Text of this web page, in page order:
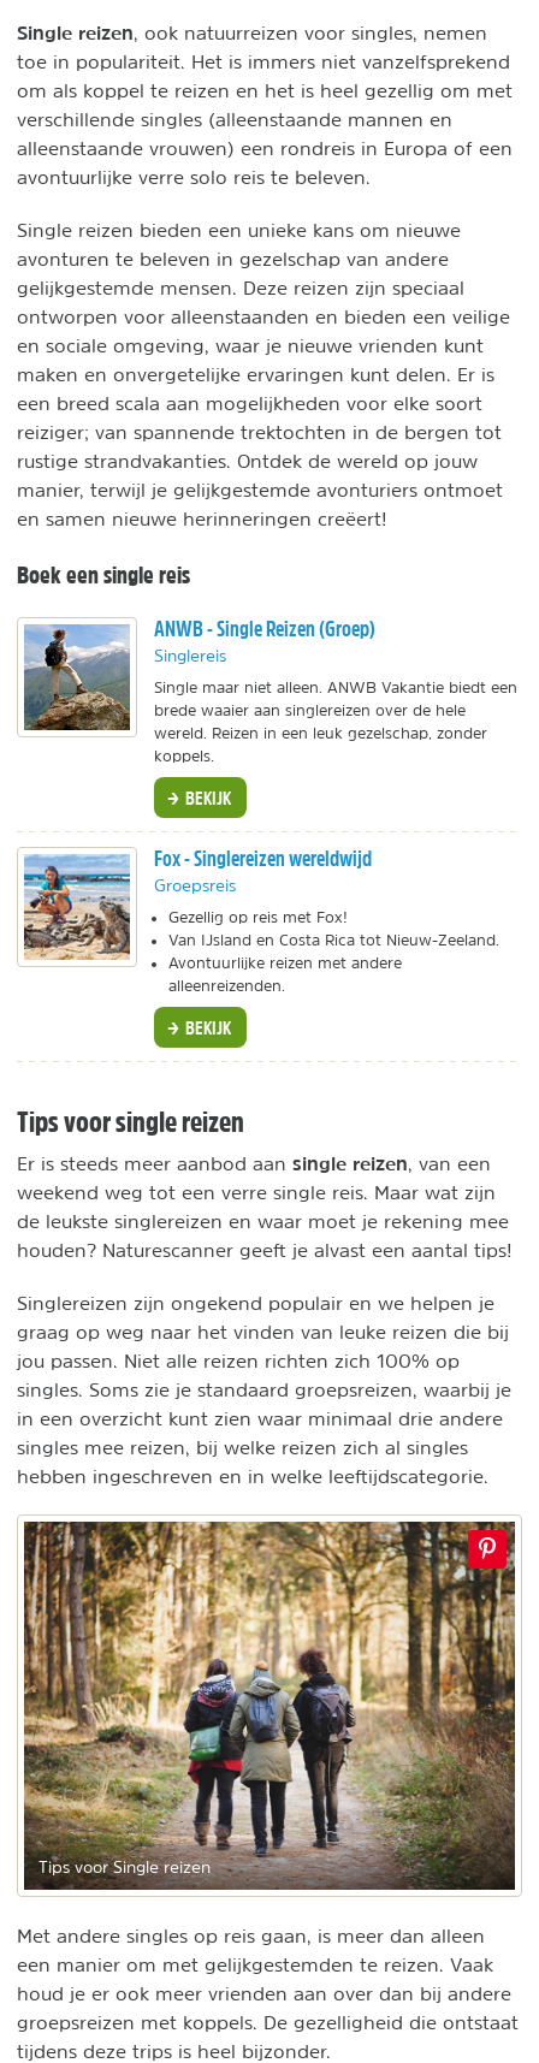
Single reizen , ook natuurreizen voor singles, nemen
toe in populariteit. Het is immers niet vanzelfsprekend
om als koppel te reizen en het is heel gezellig om met
verschillende singles (alleenstaande mannen en
alleenstaande vrouwen) een rondreis in Europa of een
avontuurlijke verre solo reis te beleven.
Single reizen bieden een unieke kans om nieuwe
avonturen te beleven in gezelschap van andere
gelijkgestemde mensen. Deze reizen zijn speciaal
ontworpen voor alleenstaanden en bieden een veilige
en sociale omgeving, waar je nieuwe vrienden kunt
maken en onvergetelijke ervaringen kunt delen. Er is
een breed scala aan mogelijkheden voor elke soort
reiziger; van spannende trektochten in de bergen tot
rustige strandvakanties. Ontdek de wereld op jouw
manier, terwijl je gelijkgestemde avonturiers ontmoet
en samen nieuwe herinneringen creëert!
Boek een single reis
ANWB - Single Reizen (Groep)
Singlereis
Single maar niet alleen. ANWB Vakantie biedt een
brede waaier aan singlereizen over de hele
wereld. Reizen in een leuk gezelschap, zonder
koppels.
BEKIJK
Fox - Singlereizen wereldwijd
Groepsreis
Gezellig op reis met Fox!
Van IJsland en Costa Rica tot Nieuw-Zeeland.
Avontuurlijke reizen met andere
alleenreizenden.
BEKIJK
Tips voor single reizen
Er is steeds meer aanbod aan single reizen, van een
weekend weg tot een verre single reis. Maar wat zijn
de leukste singlereizen en waar moet je rekening mee
houden? Naturescanner geeft je alvast een aantal tips!
Singlereizen zijn ongekend populair en we helpen je
graag op weg naar het vinden van leuke reizen die bij
jou passen. Niet alle reizen richten zich 100% op
singles. Soms zie je standaard groepsreizen, waarbij je
in een overzicht kunt zien waar minimaal drie andere
singles mee reizen, bij welke reizen zich al singles
hebben ingeschreven en in welke leeftijdscategorie.
Tips voor Single reizen
Met andere singles op reis gaan, is meer dan alleen
een manier om met gelijkgestemden te reizen. Vaak
houd je er ook meer vrienden aan over dan bij andere
groepsreizen met koppels. De gezelligheid die ontstaat
tijdens deze trips is heel bijzonder.